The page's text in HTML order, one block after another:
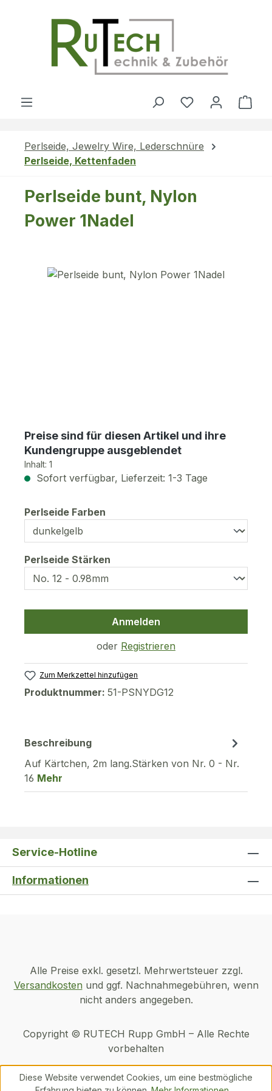
Du hast 0
Perlseide, Jewelry Wire, Lederschnüre
Perlseide, Kettenfaden
Perlseide bunt, Nylon
Power 1Nadel
Bildergalerie überspringen
Preise sind für diesen Artikel und ihre
Kundengruppe ausgeblendet
Inhalt: 1
Sofort verfügbar, Lieferzeit: 1-3 Tage
Perlseide Farben
Perlseide Stärken
Anmelden
oder Registrieren
Zum Merkzettel hinzufügen
Produktnummer: 51-PSNYDG12
Beschreibung
Auf Kärtchen, 2m lang.Stärken von Nr. 0 - Nr.
16 Mehr
Service-Hotline
Informationen
Alle Preise exkl. gesetzl. Mehrwertsteuer zzgl.
Versandkosten und ggf. Nachnahmegebühren, wenn
nicht anders angegeben.
Copyright © RUTECH Rupp GmbH – Alle Rechte
vorbehalten
Diese Website verwendet Cookies, um eine bestmögliche